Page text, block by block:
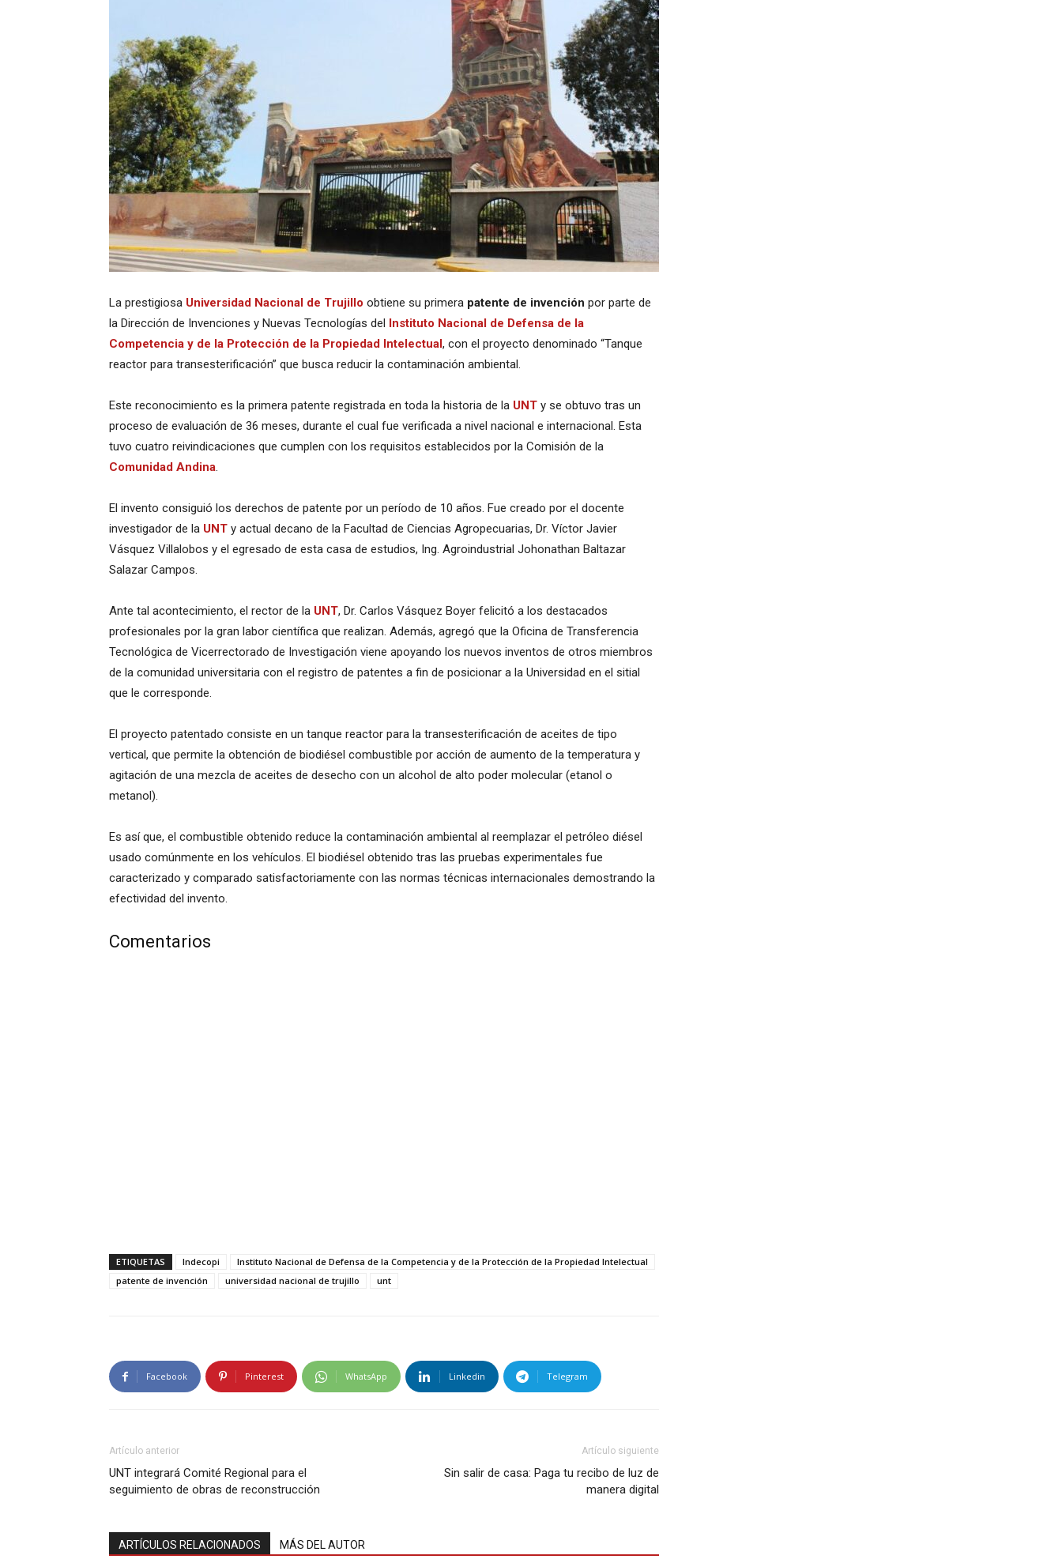
La prestigiosa Universidad Nacional de Trujillo obtiene su primera patente de invención por parte de
la Dirección de Invenciones y Nuevas Tecnologías del Instituto Nacional de Defensa de la
Competencia y de la Protección de la Propiedad Intelectual, con el proyecto denominado “Tanque
reactor para transesterificación” que busca reducir la contaminación ambiental.
Este reconocimiento es la primera patente registrada en toda la historia de la UNT y se obtuvo tras un
proceso de evaluación de 36 meses, durante el cual fue verificada a nivel nacional e internacional. Esta
tuvo cuatro reivindicaciones que cumplen con los requisitos establecidos por la Comisión de la
Comunidad Andina.
El invento consiguió los derechos de patente por un período de 10 años. Fue creado por el docente
investigador de la UNT y actual decano de la Facultad de Ciencias Agropecuarias, Dr. Víctor Javier
Vásquez Villalobos y el egresado de esta casa de estudios, Ing. Agroindustrial Johonathan Baltazar
Salazar Campos.
Ante tal acontecimiento, el rector de la UNT, Dr. Carlos Vásquez Boyer felicitó a los destacados
profesionales por la gran labor científica que realizan. Además, agregó que la Oficina de Transferencia
Tecnológica de Vicerrectorado de Investigación viene apoyando los nuevos inventos de otros miembros
de la comunidad universitaria con el registro de patentes a fin de posicionar a la Universidad en el sitial
que le corresponde.
El proyecto patentado consiste en un tanque reactor para la transesterificación de aceites de tipo
vertical, que permite la obtención de biodiésel combustible por acción de aumento de la temperatura y
agitación de una mezcla de aceites de desecho con un alcohol de alto poder molecular (etanol o
metanol).
Es así que, el combustible obtenido reduce la contaminación ambiental al reemplazar el petróleo diésel
usado comúnmente en los vehículos. El biodiésel obtenido tras las pruebas experimentales fue
caracterizado y comparado satisfactoriamente con las normas técnicas internacionales demostrando la
efectividad del invento.
Comentarios
ETIQUETAS Indecopi
Instituto Nacional de Defensa de la Competencia y de la Protección de la Propiedad Intelectual
patente de invención
universidad nacional de trujillo unt
Facebook Pinterest WhatsApp Linkedin Telegram
Artículo anterior
UNT integrará Comité Regional para el
seguimiento de obras de reconstrucción
Artículo siguiente
Sin salir de casa: Paga tu recibo de luz de
manera digital
ARTÍCULOS RELACIONADOS MÁS DEL AUTOR